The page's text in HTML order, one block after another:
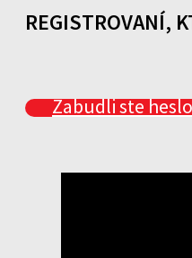
REGISTROVANÍ,
Zabudli ste